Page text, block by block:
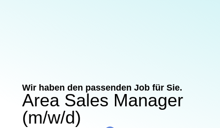
Wir haben den passenden Job für Sie.
Area Sales Manager
(m/w/d)